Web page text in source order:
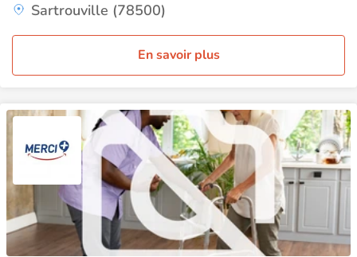
Sartrouville (78500)
En savoir plus